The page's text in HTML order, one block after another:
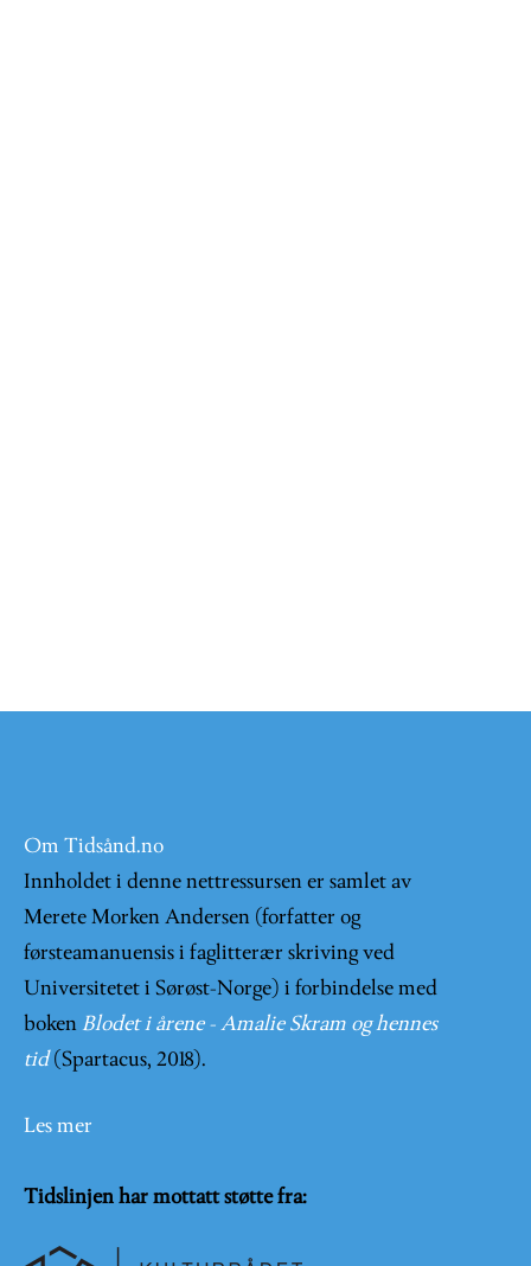
Om Tidsånd.no
Innholdet i denne nettressursen er samlet av
Merete Morken Andersen (forfatter og
førsteamanuensis i faglitterær skriving ved
Universitetet i Sørøst-Norge) i forbindelse med
boken Blodet i årene - Amalie Skram og hennes
tid (Spartacus, 2018).
Les mer
Tidslinjen har mottatt støtte fra: